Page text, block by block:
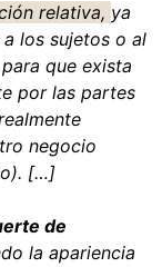
relativa, ya
los sujetos o al
que exista
por las partes
negocio
[…]
de
la apariencia